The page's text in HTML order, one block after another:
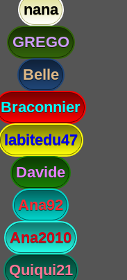
nana
GREGO
Belle
Braconnier
labitedu47
Davide
Ana92
Ana2010
Quiqui21